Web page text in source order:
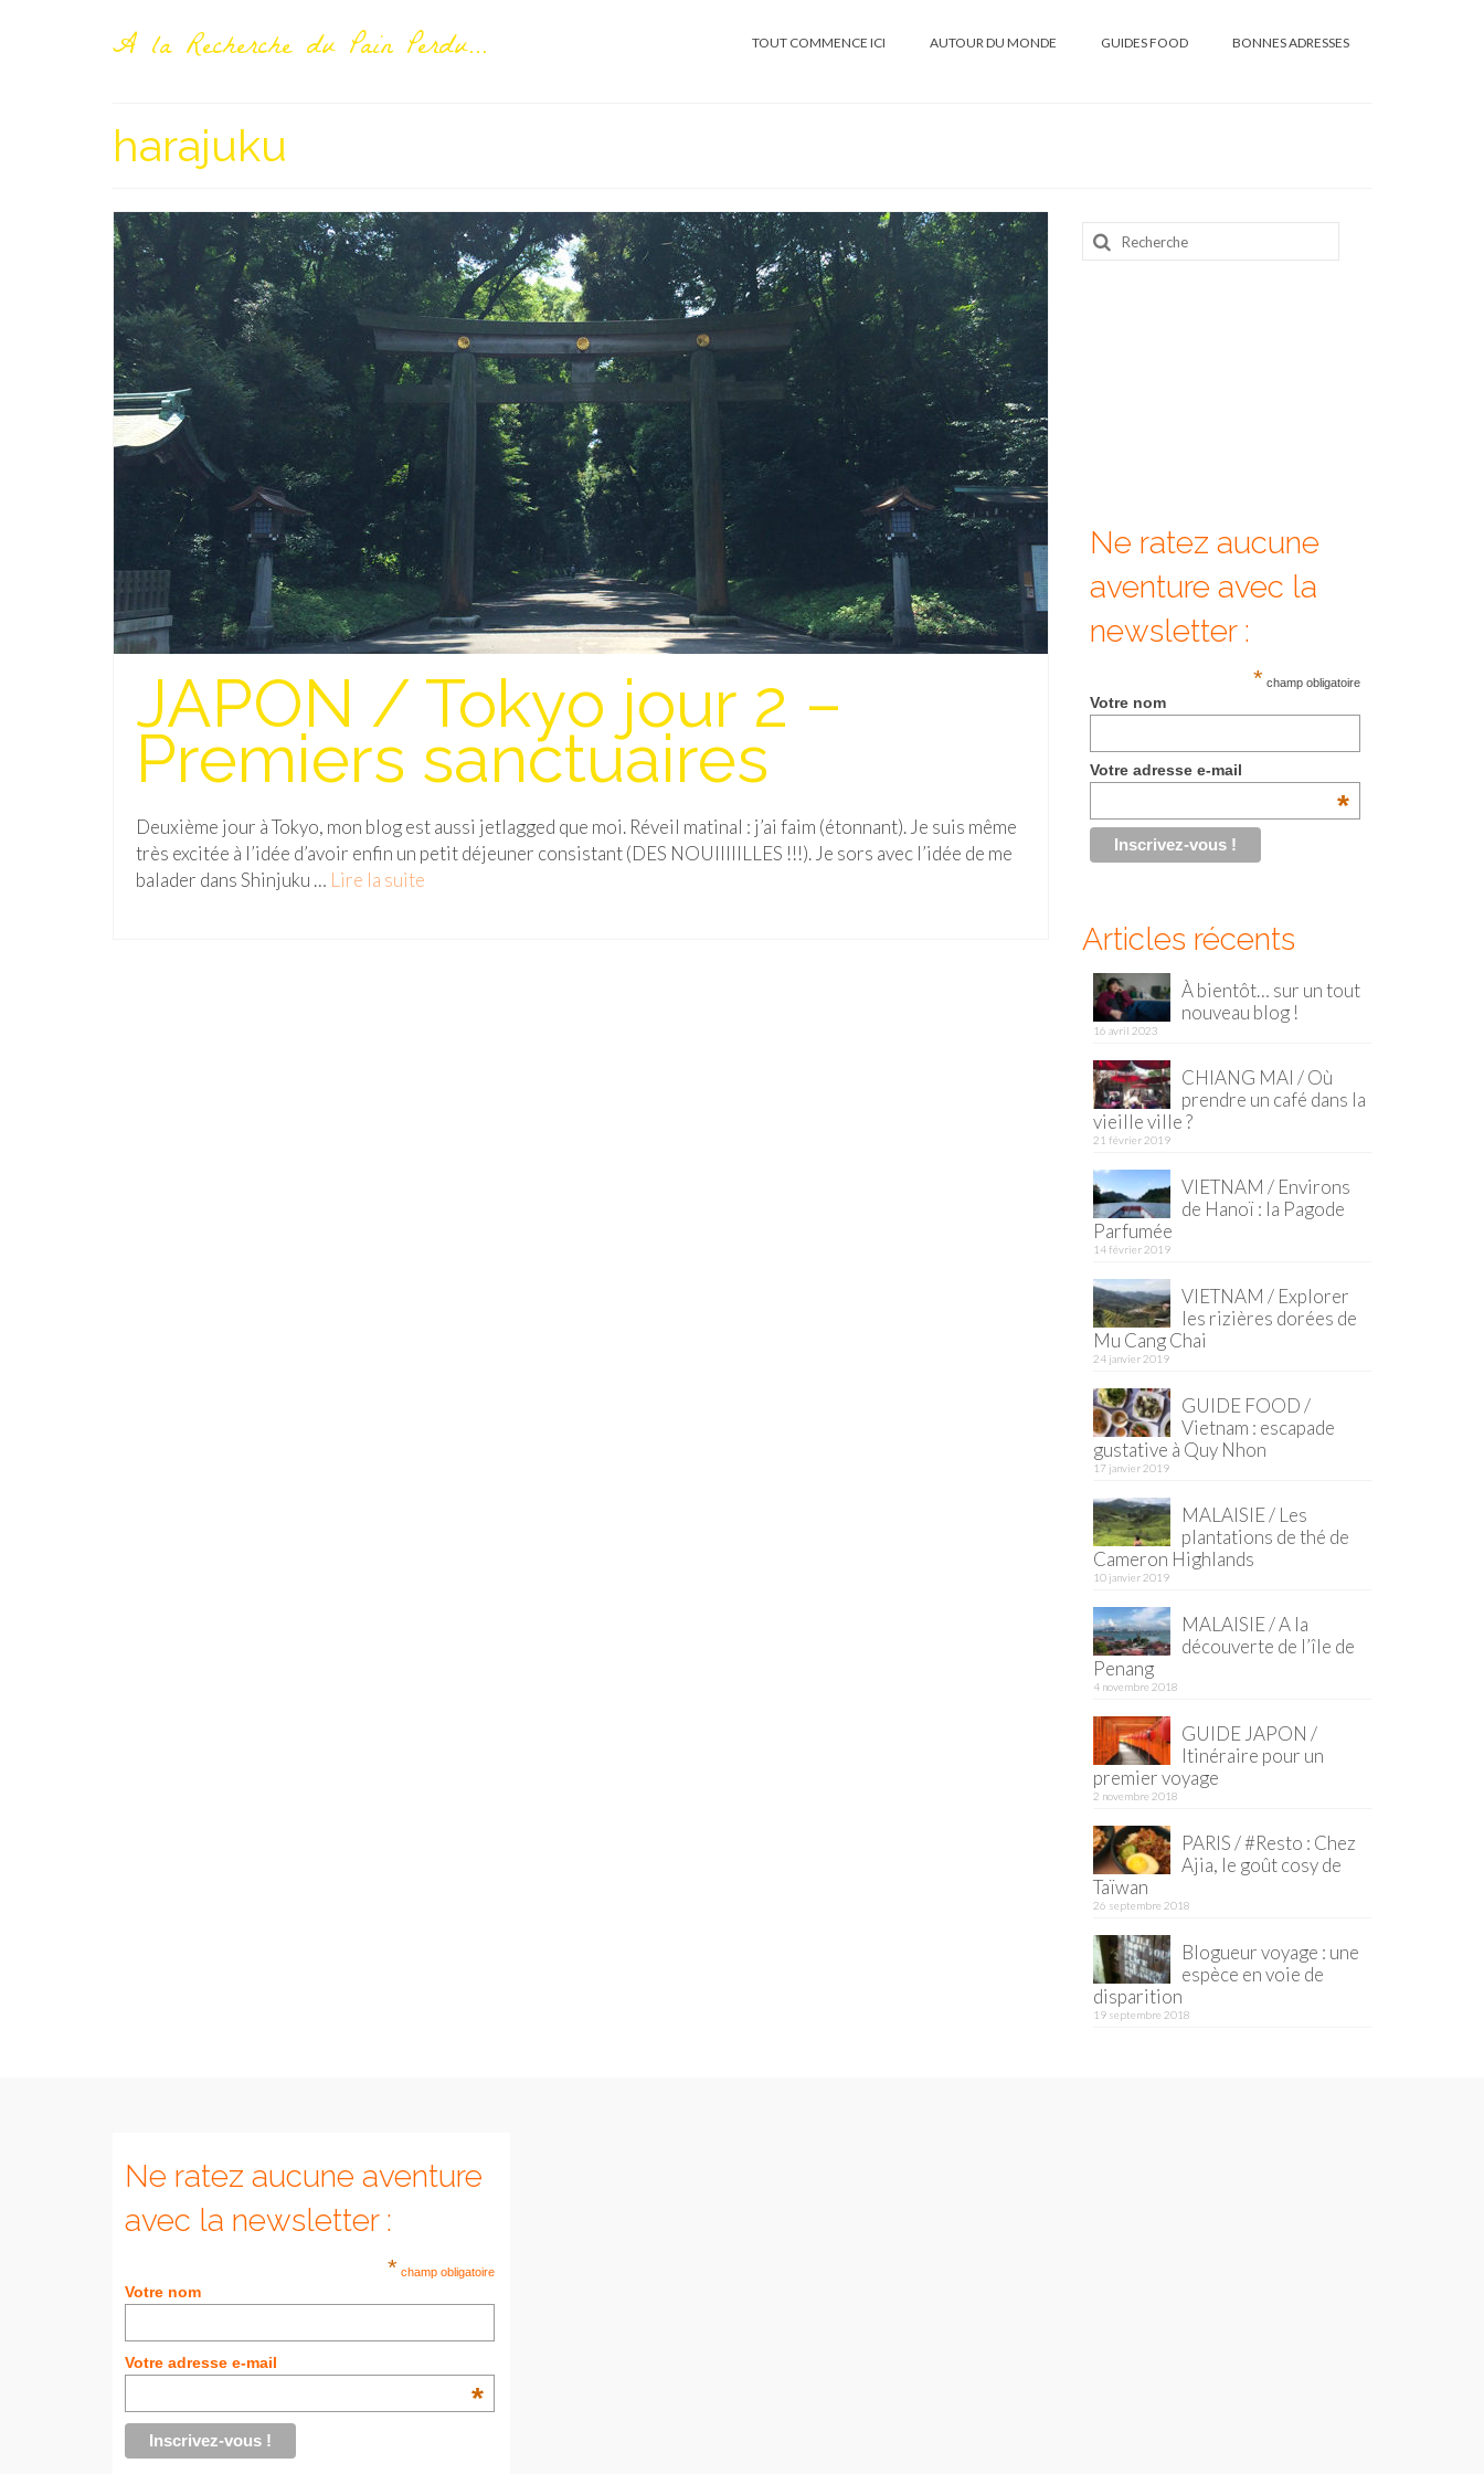
A la Recherche du Pain Perdu... TOUT COMMENCE ICI AUTOUR DU MONDE GUIDES FOOD BONNES ADRESSES
harajuku
JAPON / Tokyo jour 2 –
Premiers sanctuaires
Deuxième jour à Tokyo, mon blog est aussi jetlagged que moi. Réveil matinal : j’ai faim (étonnant). Je suis même
très excitée à l’idée d’avoir enfin un petit déjeuner consistant (DES NOUIIIIILLES !!!). Je sors avec l’idée de me
balader dans Shinjuku … Lire la suite­­
Rechercher
:
Ne ratez aucune
aventure avec la
newsletter :
* champ obligatoire
Votre nom
Votre adresse e-mail
*
Articles récents
À bientôt… sur un tout
nouveau blog !
16 avril 2023
CHIANG MAI / Où
prendre un café dans la
vieille ville ?
21 février 2019
VIETNAM / Environs
de Hanoï : la Pagode
Parfumée
14 février 2019
VIETNAM / Explorer
les rizières dorées de
Mu Cang Chai
24 janvier 2019
GUIDE FOOD /
Vietnam : escapade
gustative à Quy Nhon
17 janvier 2019
MALAISIE / Les
plantations de thé de
Cameron Highlands
10 janvier 2019
MALAISIE / A la
découverte de l’île de
Penang
4 novembre 2018
GUIDE JAPON /
Itinéraire pour un
premier voyage
2 novembre 2018
PARIS / #Resto : Chez
Ajia, le goût cosy de
Taïwan
26 septembre 2018
Blogueur voyage : une
espèce en voie de
disparition
19 septembre 2018
Ne ratez aucune aventure
avec la newsletter :
* champ obligatoire
Votre nom
Votre adresse e-mail
*